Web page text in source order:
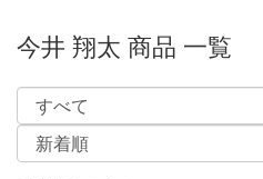
今井 翔太 商品 一覧